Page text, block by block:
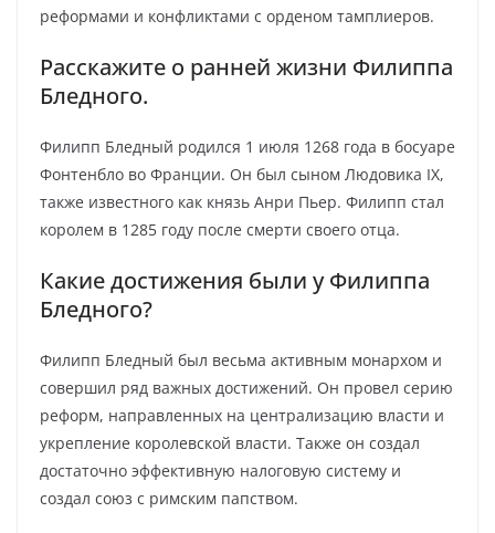
реформами и конфликтами с орденом тамплиеров.
Расскажите о ранней жизни Филиппа
Бледного.
Филипп Бледный родился 1 июля 1268 года в босуаре
Фонтенбло во Франции. Он был сыном Людовика IX,
также известного как князь Анри Пьер. Филипп стал
королем в 1285 году после смерти своего отца.
Какие достижения были у Филиппа
Бледного?
Филипп Бледный был весьма активным монархом и
совершил ряд важных достижений. Он провел серию
реформ, направленных на централизацию власти и
укрепление королевской власти. Также он создал
достаточно эффективную налоговую систему и
создал союз с римским папством.